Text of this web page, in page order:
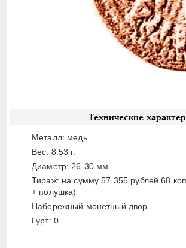
Технические
Металл: медь
Вес: 8.53 г.
Диаметр: 26-30 мм.
Тираж: на сумму 57 355 рублей 68
+ полушка)
Набережный монетный двор
Гурт: 0